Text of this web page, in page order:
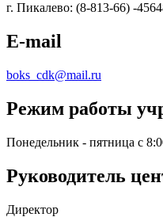
г. Пикалево: (8-813-66) -
E-mail
boks_cdk@mail.ru
Режим работы
Понедельник - пятница с
Руководитель
Директор